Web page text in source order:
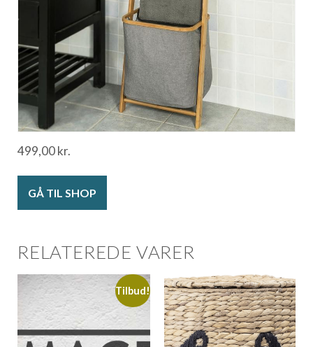
499,00kr.
GÅ TIL SHOP
RELATEREDE VARER
Tilbud!